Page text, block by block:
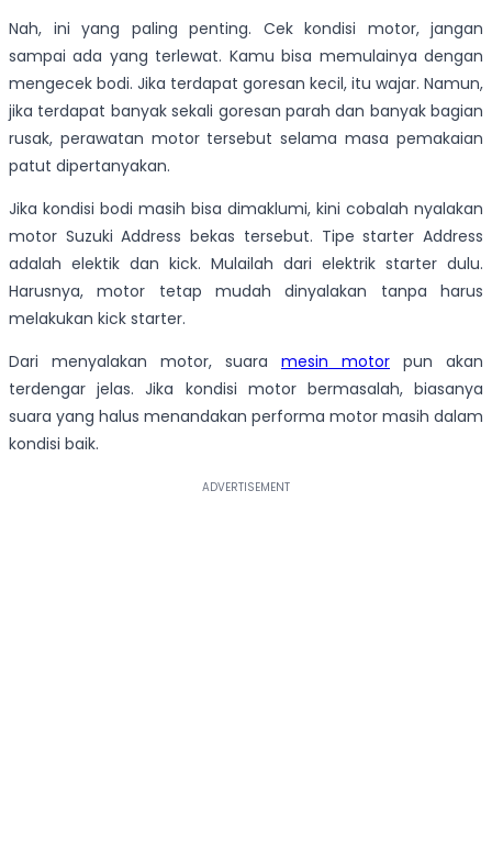
Nah, ini yang paling penting. Cek kondisi motor, jangan
sampai ada yang terlewat. Kamu bisa memulainya dengan
mengecek bodi. Jika terdapat goresan kecil, itu wajar. Namun,
jika terdapat banyak sekali goresan parah dan banyak bagian
rusak, perawatan motor tersebut selama masa pemakaian
patut dipertanyakan.
Jika kondisi bodi masih bisa dimaklumi, kini cobalah nyalakan
motor Suzuki Address bekas tersebut. Tipe starter Address
adalah elektik dan kick. Mulailah dari elektrik starter dulu.
Harusnya, motor tetap mudah dinyalakan tanpa harus
melakukan kick starter.
Dari menyalakan motor, suara mesin motor pun akan
terdengar jelas. Jika kondisi motor bermasalah, biasanya
suara yang halus menandakan performa motor masih dalam
kondisi baik.